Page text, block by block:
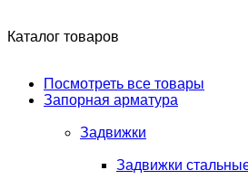
Каталог товаров
Посмотреть все товары
Запорная арматура
Задвижки
Задвижки